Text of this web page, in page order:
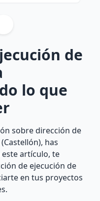
de
lo que
sobre dirección de
has
artículo, te
de ejecución de
en tus proyectos